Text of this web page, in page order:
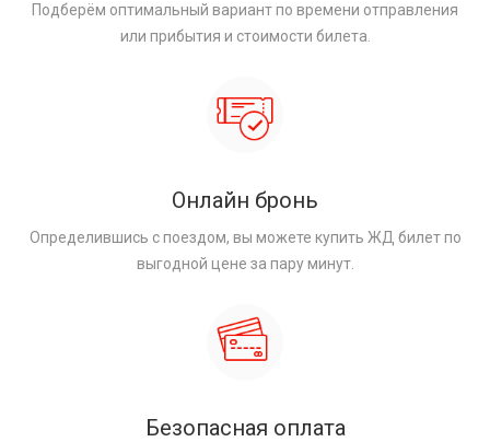
Подберём оптимальный вариант по времени отправления
или прибытия и стоимости билета.
Онлайн бронь
Определившись с поездом, вы можете купить ЖД билет по
выгодной цене за пару минут.
Безопасная оплата